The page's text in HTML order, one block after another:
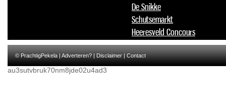
De Snikke
Schutsemarkt
Heeresveld Concours
© PrachtigPekela |Adverteren?|Disclaimer|Contact
au3sutvbruk70nm8jde02u4ad3